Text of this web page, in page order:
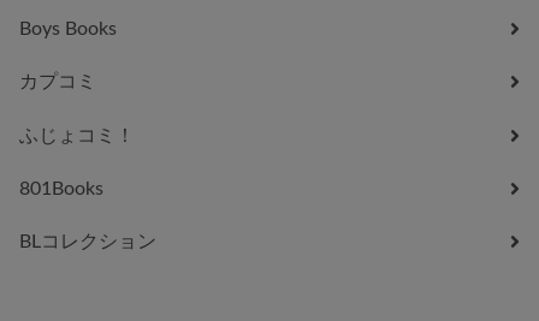
Boys Books
カプコミ
ふじょコミ！
801Books
BLコレクション